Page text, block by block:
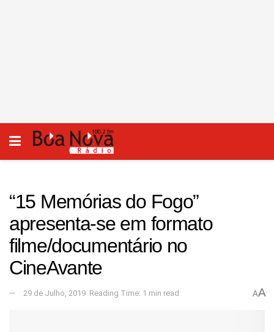
“15 Memórias do Fogo”
apresenta-se em formato
filme/documentário no
CineAvante
29 de Julho, 2019 Reading Time: 1 min read AA